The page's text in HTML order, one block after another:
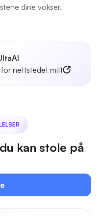
dine vokser.
nettstedet mitt
kan stole på